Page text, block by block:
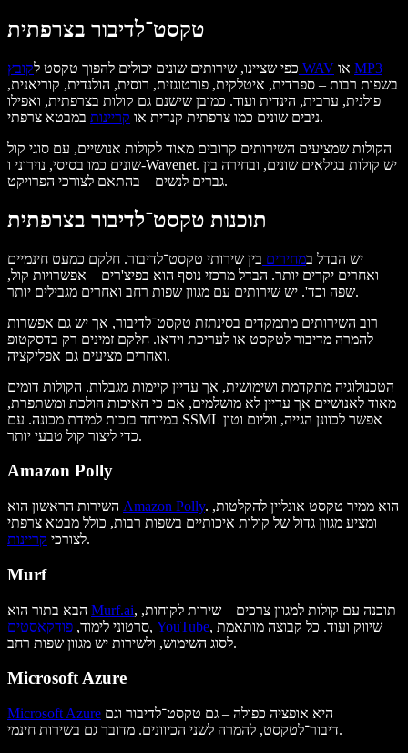
טקסט־לדיבור בצרפתית
כפי שציינו, שירותים שונים יכולים להפוך טקסט ל קובץ WAV
MP3
בשפות רבות – ספרדית, איטלקית, פורטוגזית, רוסית, הולנדית, קוריאנית,
פולנית, ערבית, הינדית ועוד. כמובן שישנם גם קולות בצרפתית, ואפילו
ניבים שונים כמו צרפתית קנדית או קריינות
במבטא צרפתי.
הקולות שמציעים השירותים קרובים מאוד לקולות אנושיים, עם סוגי קול
שונים כמו בסיסי, נוירוני ו-Wavenet. יש קולות בגילאים שונים, ובחירה בין
גברים לנשים – בהתאם לצורכי הפרויקט.
תוכנות טקסט־לדיבור בצרפתית
יש הבדל במחירים בין שירותי טקסט־לדיבור. חלקם כמעט חינמיים
ואחרים יקרים יותר. הבדל מרכזי נוסף הוא בפיצ'רים – אפשרויות קול,
שפה וכד'. יש שירותים עם מגוון שפות רחב ואחרים מגבילים יותר.
רוב השירותים מתמקדים בסינתזת טקסט־לדיבור, אך יש גם אפשרות
להמרה מדיבור לטקסט או לעריכת וידאו. חלקם זמינים רק בדסקטופ
ואחרים מציעים גם אפליקציה.
הטכנולוגיה מתקדמת ושימושית, אך עדיין קיימות מגבלות. הקולות דומים
מאוד לאנושיים אך עדיין לא מושלמים, אם כי האיכות הולכת ומשתפרת,
במיוחד בזכות למידת מכונה. עם SSML אפשר לכוונן הגייה, ווליום וטון
כדי ליצור קול טבעי יותר.
Amazon Polly
Amazon Polly. הוא ממיר טקסט אונליין להקלטות,
ומציע מגוון גדול של קולות איכותיים בשפות רבות, כולל מבטא צרפתי
לצורכי קריינות .
Murf
Murf.ai, תוכנה עם קולות למגוון צרכים – שירות לקוחות,
סרטוני לימוד, פודקאסטים , YouTube, שיווק ועוד. כל קבוצה מותאמת
לסוג השימוש, ולשירות יש מגוון שפות רחב.
Microsoft Azure
Microsoft Azure
דיבור־לטקסט, להמרה לשני הכיוונים. מדובר גם בשירות חינמי.